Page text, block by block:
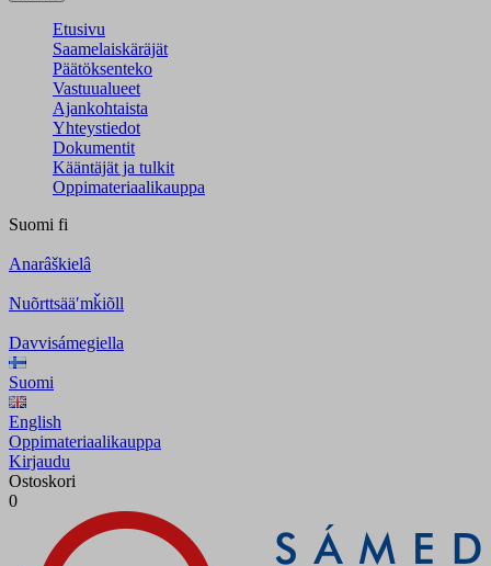
Etusivu
Saamelaiskäräjät
Päätöksenteko
Vastuualueet
Ajankohtaista
Yhteystiedot
Dokumentit
Kääntäjät ja tulkit
Oppimateriaalikauppa
Suomi fi
Anarâškielâ
Nuõrttsääʹmǩiõll
Davvisámegiella
Suomi
English
Oppimateriaalikauppa
Kirjaudu
Ostoskori
0